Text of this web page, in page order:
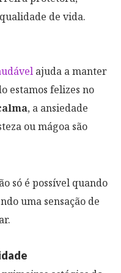
de vida.
ajuda a manter
estamos felizes no
, a ansiedade
ou mágoa são
só é possível quando
uma sensação de